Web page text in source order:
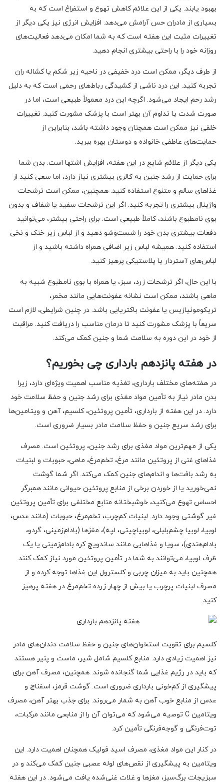
بهبود یابند. یکی از این علائم کاهش تهوع و استفراغ است که به
بسیاری از مادران حس آرامش می‌دهد. افزایش انرژی نیز یکی دیگر از
تغییرات مثبت این هفته است که به شما امکان می‌دهد فعالیت‌های
روزانه خود را با راحتی بیشتری انجام دهید.
از طرف دیگر، ممکن است درد خفیفی در ناحیه زیر شکم یا کشاله ران
تجربه کنید. این درد ناشی از کشیدگی رباط‌های رحمی است که به دلیل
رشد رحم ایجاد می‌شود. اگرچه این درد معمولاً طبیعی است، اما در
صورت شدت یا تداوم آن بهتر است با پزشک مشورت کنید. تغییرات
خلقی نیز ممکن است همچنان وجود داشته باشد، بنابراین از
حمایت‌های عاطفی خانواده و دوستان بهره ببرید.
یکی دیگر از علائم شایع در این هفته، افزایش اشتها است. بدن شما
برای حمایت از رشد جنین به کالری بیشتری نیاز دارد، اما سعی کنید از
غذاهای سالم و متنوع استفاده کنید. همچنین، ممکن است ترشحات
واژینال بیشتری را تجربه کنید. اگر این ترشحات سفید یا شفاف و بدون
بوی نامطبوع باشند، کاملاً طبیعی است. برای راحتی بیشتر، می‌توانید
دفعات بیشتری بدن خود را شست‌وشو دهید و از لباس زیر خنک و نخی
استفاده کنید. همیشه لباس زیر اضافی همراه داشته باشید و از
لباس‌های آستردار یا پلاستیکی پرهیز کنید.
با این حال، اگر ترشحات زرد، سبز، یا همراه با بوی نامطبوع شبیه به
ماهی باشند، ممکن است نشانه عفونت‌هایی مانند مخمر،
تریکومونیازیس یا عفونت باکتریایی باشد. در چنین شرایطی، لازم است
سریعاً با پزشک مشورت کنید تا درمان مناسب را دریافت کنید. مراقبت
از خود در این دوره به سلامت شما و جنین کمک می‌کند.
در هفته پانزدهم بارداری چی بخوریم؟
در هفته‌های مختلف بارداری، تغذیه مناسب اهمیت ویژه‌ای دارد، زیرا
بدن مادر نیاز به تأمین مواد مغذی برای رشد جنین و حفظ سلامت خود
دارد. در این هفته از بارداری، تأمین پروتئین، کلسیم، آهن و ویتامین‌ها
برای رشد سریع جنین و حفظ سلامت مادر بسیار ضروری است.
یکی از مهم‌ترین مواد مغذی برای رشد جنین، پروتئین است. مصرف
غذاهای غنی از پروتئین مانند مرغ، تخم‌مرغ، ماهی، حبوبات و لبنیات
به رشد بافت‌ها و اندام‌های جنین کمک می‌کند. اگر شما گوشت
نمی‌خورید یا از خوردن برخی از منابع پروتئین حیوانی مانند همبرگر
احساس تهوع می‌کنید، خوشبختانه منابع مختلفی برای تأمین پروتئین
غیر گوشتی وجود دارد. لبنیات کم‌چرب، تخم‌مرغ، حبوبات (مانند عدس،
لوبیا، لوبیا چشم‌بلبلی، لوبیاچیتی، لپه)، مغزها (بادام‌زمینی، گردو،
بادام‌هندی)، سویا و غذاهایی مانند ساندویچ کره بادام‌زمینی یا یک
ظرف لوبیا، می‌توانند به شما در تأمین پروتئین مورد نیاز کمک کنند.
همچنین باید به میزان چربی و کلسترول این غذاها توجه کرده و از
مصرف لبنیات پرچرب یا بیش از چهار زرده تخم‌مرغ در هفته پرهیز
کنید.
کلسیم برای تقویت استخوان‌های جنین و حفظ سلامت دندان‌های مادر
نیز اهمیت زیادی دارد. منابع کلسیم شامل شیر، ماست و پنیر هستند
که باید در رژیم غذایی شما گنجانده شوند. همچنین، مصرف آهن برای
پیشگیری از کم‌خونی بارداری ضروری است. گوشت قرمز، اسفناج و
عدس از منابع خوب آهن به شمار می‌روند. برای جذب بهتر آهن، مصرف
ویتامین C توصیه می‌شود که می‌توان آن را از منابعی مانند مرکبات،
توت‌فرنگی و گوجه‌فرنگی تأمین کرد.
در کنار این مواد مغذی، مصرف اسید فولیک همچنان اهمیت دارد. این
ویتامین به پیشگیری از نقص‌های لوله عصبی جنین کمک می‌کند و در
سبزیجات برگ‌سبز، مغزها و غلات غنی‌شده یافت می‌شود. در این هفته